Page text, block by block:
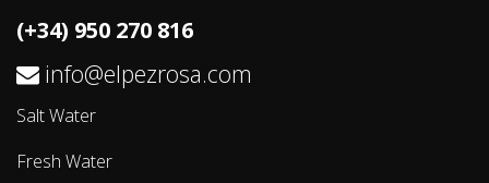
(+34) 950 270 816
info@elpezrosa.com
Salt Water
Fresh Water